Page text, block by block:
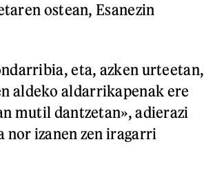
ostean, Esanezin
eta, azken urteetan,
aldeko aldarrikapenak ere
mutil dantzetan», adierazi
nor izanen zen iragarri